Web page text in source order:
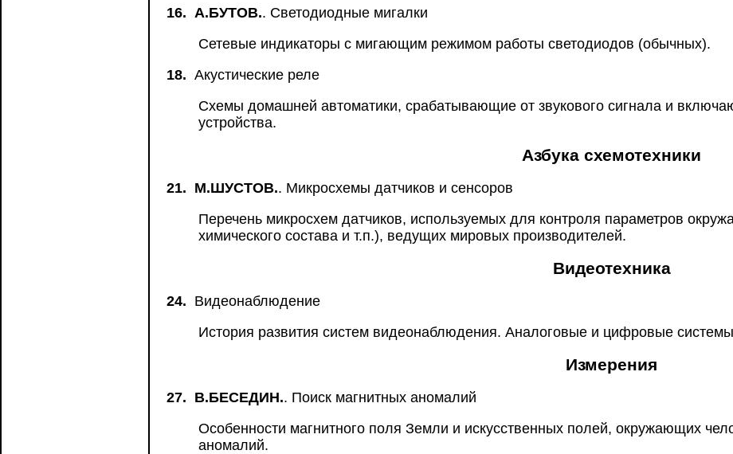
16. А.БУТОВ.. Cветодиодные мигалки
Сетевые индикаторы с мигающим режимом работы светодиодов (обычных).
18. Акустические реле
Схемы домашней автоматики, срабатывающие от звукового сигнала и
устройства.
Азбука схемотехники
21. М.ШУСТОВ.. Микросхемы датчиков и сенсоров
Перечень микросхем датчиков, используемых для контроля параметров
химического состава и т.п.), ведущих мировых производителей.
Видеотехника
24. Видеонаблюдение
История развития систем видеонаблюдения. Аналоговые и цифровые
Измерения
27. В.БЕСЕДИН.. Поиск магнитных аномалий
Особенности магнитного поля Земли и искусственных полей, окружающих
аномалий.